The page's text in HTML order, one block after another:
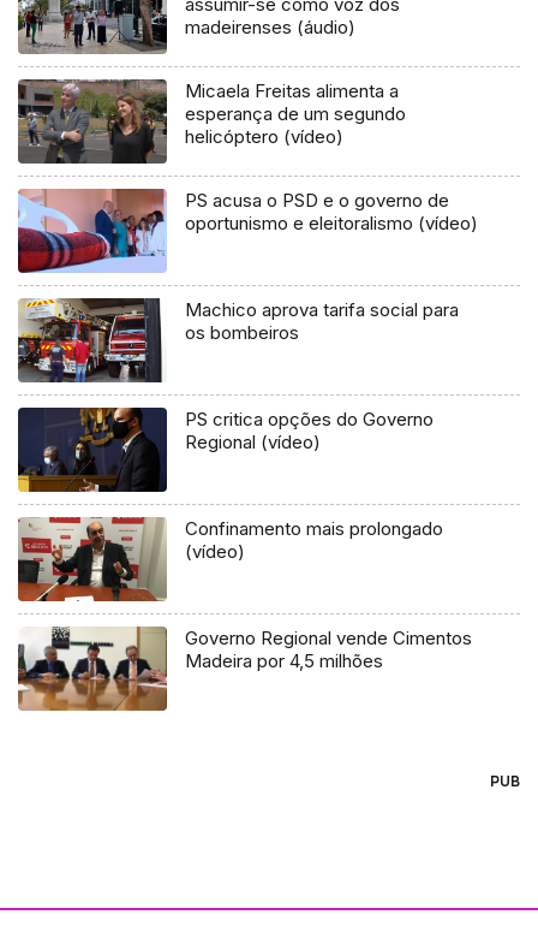
madeirenses (áudio)
Micaela Freitas alimenta a
esperança de um segundo
helicóptero (vídeo)
PS acusa o PSD e o governo de
oportunismo e eleitoralismo (vídeo)
Machico aprova tarifa social para
os bombeiros
PS critica opções do Governo
Regional (vídeo)
Confinamento mais prolongado
(vídeo)
Governo Regional vende Cimentos
Madeira por 4,5 milhões
PUB